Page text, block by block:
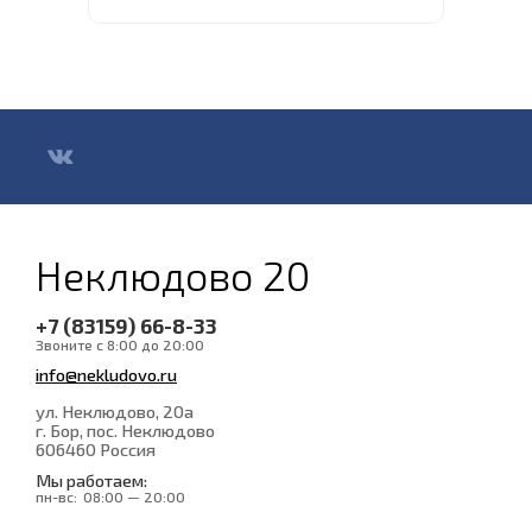
Неклюдово 20
+7 (83159) 66-8-33
Звоните с 8:00 до 20:00
info@nekludovo.ru
ул. Неклюдово, 20а
г. Бор, пос. Неклюдово
606460 Россия
Мы работаем:
пн-вс: 08:00 — 20:00